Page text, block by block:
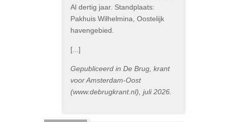
Al dertig jaar. Standplaats:
Pakhuis Wilhelmina, Oostelijk
havengebied.
[...]
Gepubliceerd in De Brug, krant
voor Amsterdam-Oost
(www.debrugkrant.nl), juli 2026.